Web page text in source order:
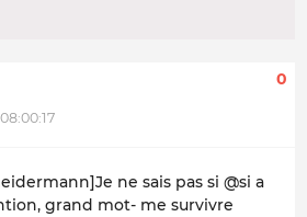
0
ne sais pas si @si a
grand mot- me survivre